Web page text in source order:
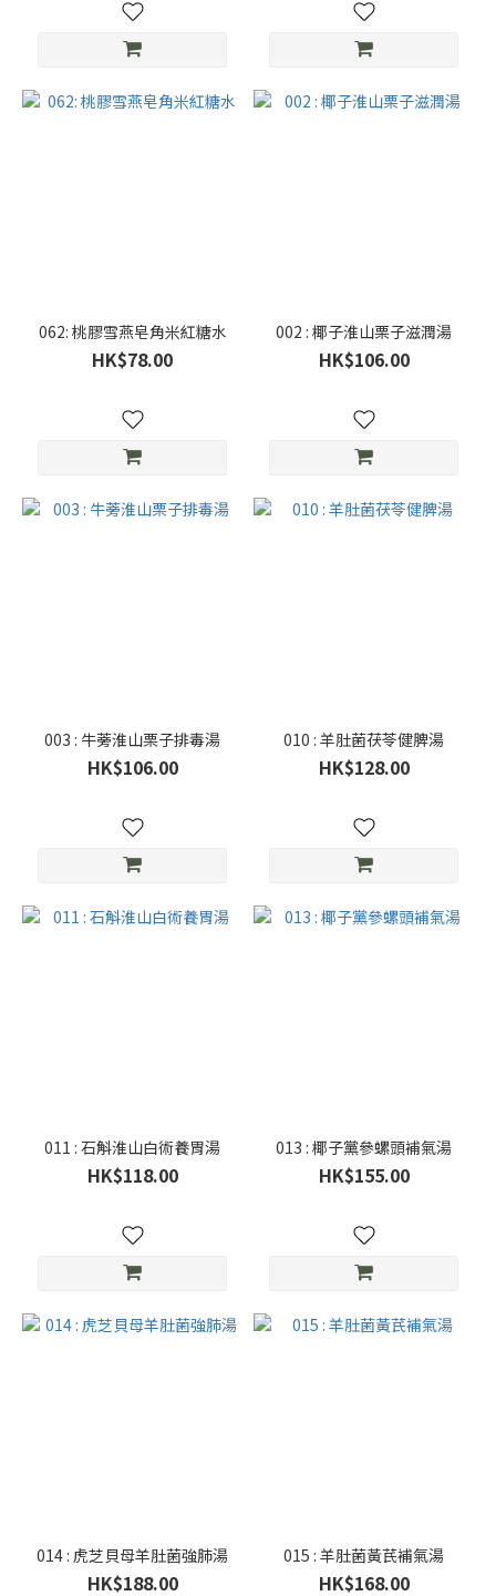
062: 桃膠雪燕皂角米紅糖水
HK$78.00
002 : 椰子淮山栗子滋潤湯
HK$106.00
003 : 牛蒡淮山栗子排毒湯
HK$106.00
010 : 羊肚菌茯苓健脾湯
HK$128.00
011 : 石斛淮山白術養胃湯
HK$118.00
013 : 椰子黨參螺頭補氣湯
HK$155.00
014 : 虎芝貝母羊肚菌強肺湯
HK$188.00
015 : 羊肚菌黃芪補氣湯
HK$168.00